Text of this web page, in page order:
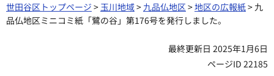
世田谷区トップページ >玉川地域> 九品仏地区>地区の広報紙> 九
品仏地区ミニコミ紙「鷺の谷」第176号を発行しました。
最終更新日 2025年1月6日
ページID 22185